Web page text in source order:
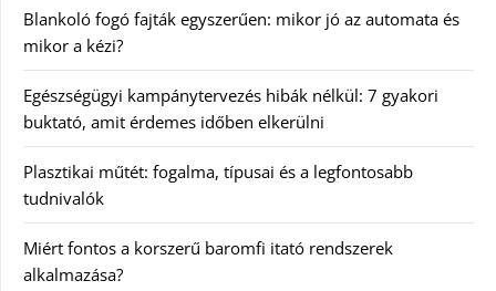
Blankoló fogó fajták egyszerűen: mikor jó az automata és
mikor a kézi?
Egészségügyi kampánytervezés hibák nélkül: 7 gyakori
buktató, amit érdemes időben elkerülni
Plasztikai műtét: fogalma, típusai és a legfontosabb
tudnivalók
Miért fontos a korszerű baromfi itató rendszerek
alkalmazása?